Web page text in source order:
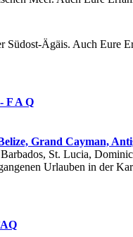
Ägäis. Auch Eure
F A Q
Grand Cayman,
St. Lucia,
Urlauben in der